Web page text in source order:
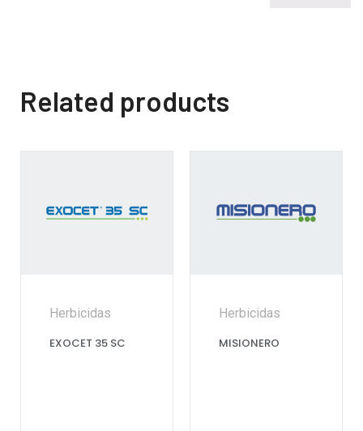
Related products
Herbicidas
EXOCET 35 SC
Herbicidas
MISIONERO